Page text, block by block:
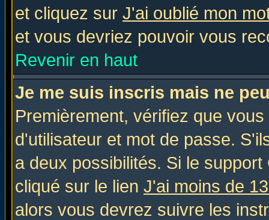
et cliquez sur J'ai oublié mon
et vous devriez pouvoir vous
Revenir en haut
Je me suis inscris mais ne
Premièrement, vérifiez que
d'utilisateur et mot de passe.
a deux possibilités. Si le
cliqué sur le lien J'ai moins de
alors vous devrez suivre les